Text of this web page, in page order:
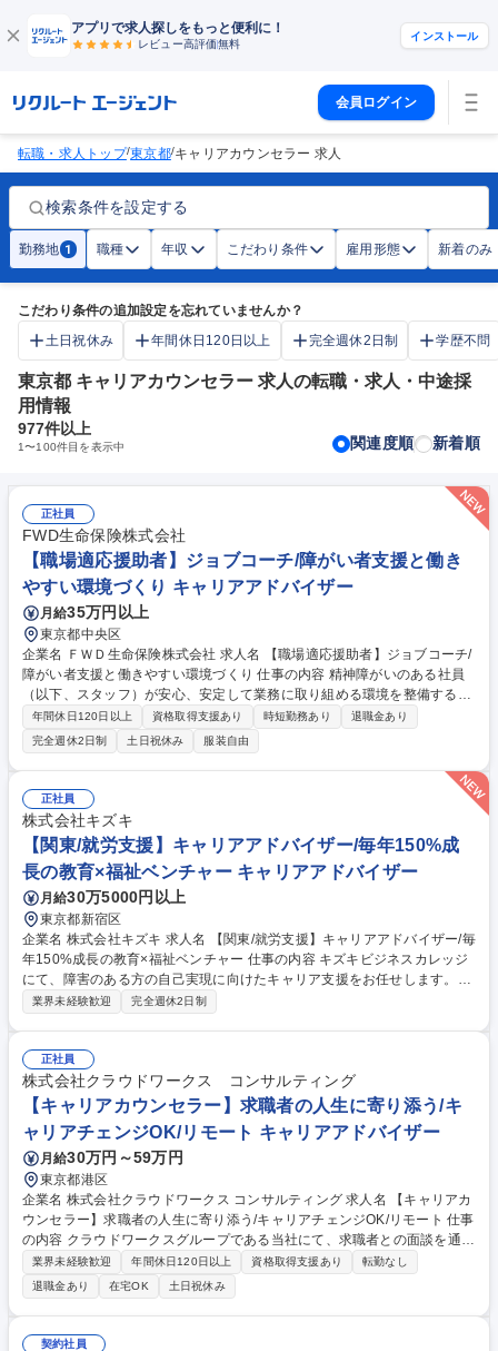
アプリで求人探しをもっと便利に！
レビュー高評価無料
インストール
会員ログイン
転職・求人トップ/東京都/キャリアカウンセラー 求人
検索条件を設定する
勤務地 1 職種 年収 こだわり条件 雇用形態 新着のみ
こだわり条件の追加設定を忘れていませんか？
土日祝休み
年間休日120日以上 完全週休2日制 学歴不問
東京都 キャリアカウンセラー 求人の転職・求人・中途採
用情報
977件以上
1〜100件目を表示中 関連度順 新着順
正社員
FWD生命保険株式会社
【職場適応援助者】ジョブコーチ/障がい者支援と働き
やすい環境づくり キャリアアドバイザー
月給35万円以上
東京都中央区
企業名 ＦＷＤ生命保険株式会社 求人名 【職場適応援助者】ジョブコーチ/
障がい者支援と働きやすい環境づくり 仕事の内容 精神障がいのある社員
（以下、スタッフ）が安心、安定して業務に取り組める環境を整備するた
め、作業プロセスや業務マニュアルの策定、職務遂行に向けた指導、なら
びにスタッフの長期就労のご支援をいただきます。 精神障がい者の就労支
援および長期就労を目的とした以下の業務を担当していただきます。 ■ス
タッフの職務内容の設定、作業プロセスおよび業務マニュアルの策定 ■業
務遂行に向けた指導およびトレーニングの実施 ■スタッフの日々の業務進
捗管理および週次面談 ■スタッフの定着を支援するための外部機関との協
業による継続的なフォローアップおよび環境整備 募集職種 【職場適応援
助者】ジョブコーチ/障がい者支援と働きやすい環境づくり
年間休日120日以上 資格取得支援あり 時短勤務あり
退職金あり
完全週休2日制
土日祝休み 服装自由
正社員
株式会社キズキ
【関東/就労支援】キャリアアドバイザー/毎年150%成
長の教育×福祉ベンチャー キャリアアドバイザー
月給30万5000円以上
東京都新宿区
企業名 株式会社キズキ 求人名 【関東/就労支援】キャリアアドバイザー/毎
年150%成長の教育×福祉ベンチャー 仕事の内容 キズキビジネスカレッジ
にて、障害のある方の自己実現に向けたキャリア支援をお任せします。
「何度でもやり直せる社会」の実現に向け、入所から就職、定着まで一人
ャリア支援：事実に基づく丁寧なヒアリングで適職を発見。転職活動から
就職後の活躍まで徹底伴走。 ■マネジメント・企画：KPI管理やチーム運
営等のマネジメントに加え、AI活用等の仕組み化、新規サービス立案等の
事業企画に参画可能。未経験でも充実の研修とOJTで着実に成長できる環
境です。 募集職種 【関東/就労支援】キャリアアドバイザー/毎年150%成
長の教育×福祉ベンチャー
業界未経験歓迎 完全週休2日制
正社員
株式会社クラウドワークス コンサルティング
【キャリアカウンセラー】求職者の人生に寄り添う/キ
ャリアチェンジOK/リモート キャリアアドバイザー
月給30万円～59万円
東京都港区
企業名 株式会社クラウドワークス コンサルティング 求人名 【キャリアカ
ウンセラー】求職者の人生に寄り添う/キャリアチェンジOK/リモート 仕事
の内容 クラウドワークスグループである当社にて、求職者との面談を通じ
て求職者の本音を引き出し、転職先企業との最適なマッチングを行い人生
の選択を支援するキャリアカウンセラーとしてご活躍頂きます。 【詳細】
■求職者へのキャリア面談・ヒアリング■スキル・希望に応じた企業・案件
の提案■面談調整・選考フォロー■転職・就業後のフォローアップ★「介在
価値」を圧倒的なリターンに変える。私たちは求職者の人生を導き、企業
業界未経験歓迎 年間休日120日以上 資格取得支援あり
転勤なし
退職金あり
在宅OK 土日祝休み
契約社員